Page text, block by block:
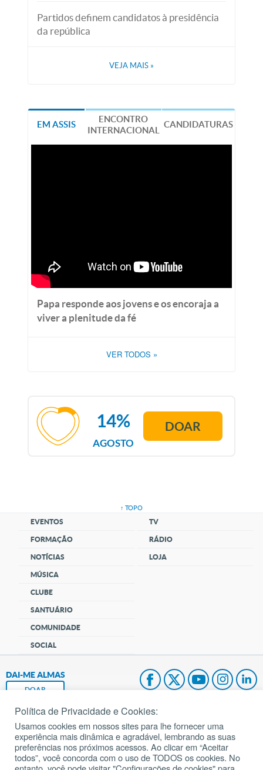
Partidos definem candidatos à presidência
da república
VEJA MAIS »
EM ASSIS
ENCONTRO
INTERNACIONAL
CANDIDATURAS
Papa responde aos jovens e os encoraja a
viver a plenitude da fé
VER TODOS »
AGOSTO
14% DOAR
↑ TOPO
EVENTOS
FORMAÇÃO
NOTÍCIAS
MÚSICA
CLUBE
SANTUÁRIO
COMUNIDADE
SOCIAL
TV
RÁDIO
LOJA
DAI-ME ALMAS
DOAR
Fundação João Paulo II
Pedido de Oração
Mapa do site
Política de Privacidade e Cookies:
Usamos cookies em nossos sites para lhe fornecer uma
experiência mais dinâmica e agradável, lembrando as suas
preferências nos próximos acessos. Ao clicar em “Aceitar
todos”, você concorda com o uso de TODOS os cookies. No